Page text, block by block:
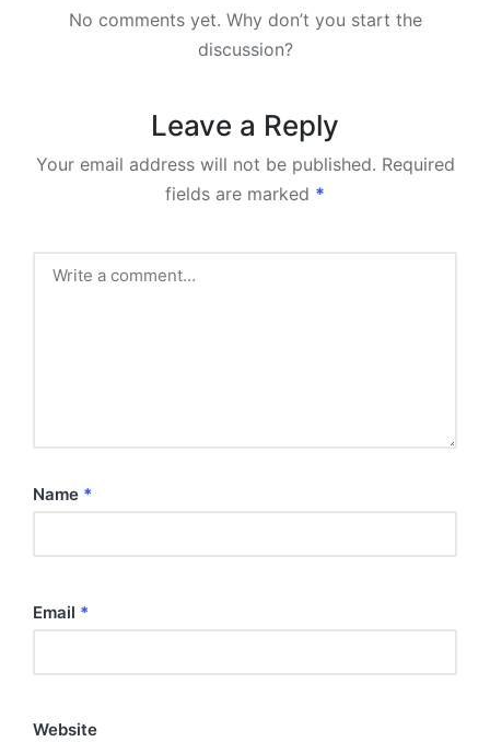
No comments yet. Why don’t you start the
discussion?
Leave a Reply
Your email address will not be published. Required
fields are marked *
Name *
Email *
Website